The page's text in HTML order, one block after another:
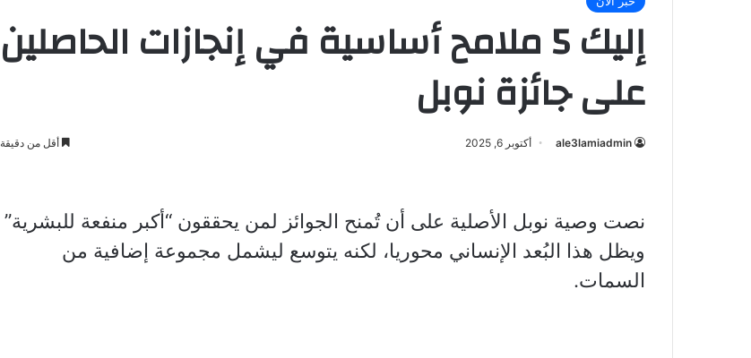
إليك 5 ملامح أساسية في إنجازات الحاصلين
على جائزة نوبل
ale3lamiadmin أكتوبر 6, 2025 أقل من دقيقة
نصت وصية نوبل الأصلية على أن تُمنح الجوائز لمن يحققون “أكبر منفعة للبشرية”
ويظل هذا البُعد الإنساني محوريا، لكنه يتوسع ليشمل مجموعة إضافية من
السمات.